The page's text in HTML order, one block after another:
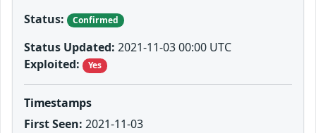
Status:
Confirmed
Status Updated: 2021-11-03 00:00 UTC
Exploited:
Yes
Timestamps
First Seen: 2021-11-03